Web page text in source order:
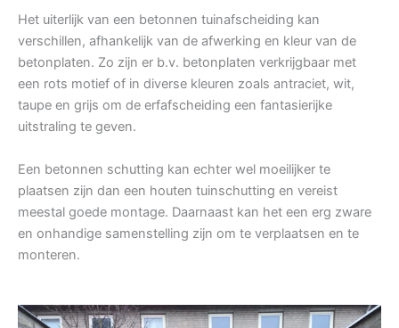
Het uiterlijk van een betonnen tuinafscheiding kan
verschillen, afhankelijk van de afwerking en kleur van de
betonplaten. Zo zijn er b.v. betonplaten verkrijgbaar met
een rots motief of in diverse kleuren zoals antraciet, wit,
taupe en grijs om de erfafscheiding een fantasierijke
uitstraling te geven.
Een betonnen schutting kan echter wel moeilijker te
plaatsen zijn dan een houten tuinschutting en vereist
meestal goede montage. Daarnaast kan het een erg zware
en onhandige samenstelling zijn om te verplaatsen en te
monteren.